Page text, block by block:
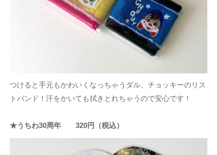
つけると手元もかわいくなっちゃうダル、チョッキーのリス
トバンド！汗をかいても拭きとれちゃうので安心です！
★うちわ30周年 320円（税込）